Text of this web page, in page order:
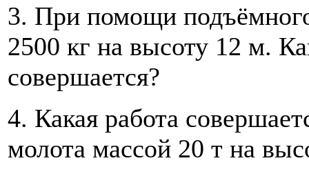
3. При помощи
2500 кг на высоту 12 м.
совершается?
4. Какая работа
молота массой 20 т на